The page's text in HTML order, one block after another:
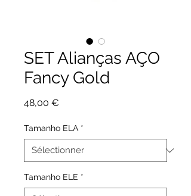
SET Alianças AÇO
Fancy Gold
48,00 €
Tamanho ELA *
Tamanho ELE *